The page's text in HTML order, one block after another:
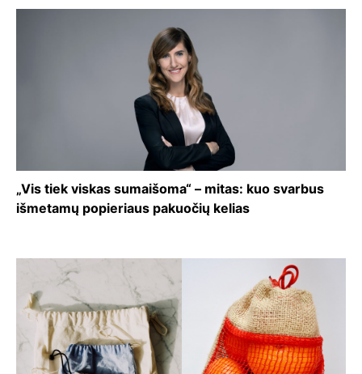
„Vis tiek viskas sumaišoma“ – mitas: kuo svarbus
išmetamų popieriaus pakuočių kelias